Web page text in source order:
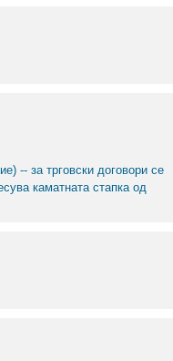
-- за трговски договори се
каматната стапка од